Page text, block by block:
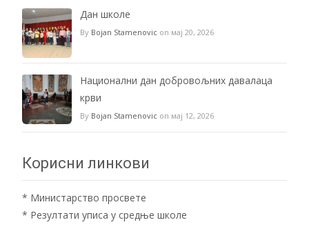
Дан школе
By Bojan Stamenovic on мај 20, 2026
Национални дан добровољних давалаца
крви
By Bojan Stamenovic on мај 12, 2026
Корисни линкови
* Министарство просвете
* Резултати уписа у средње школе